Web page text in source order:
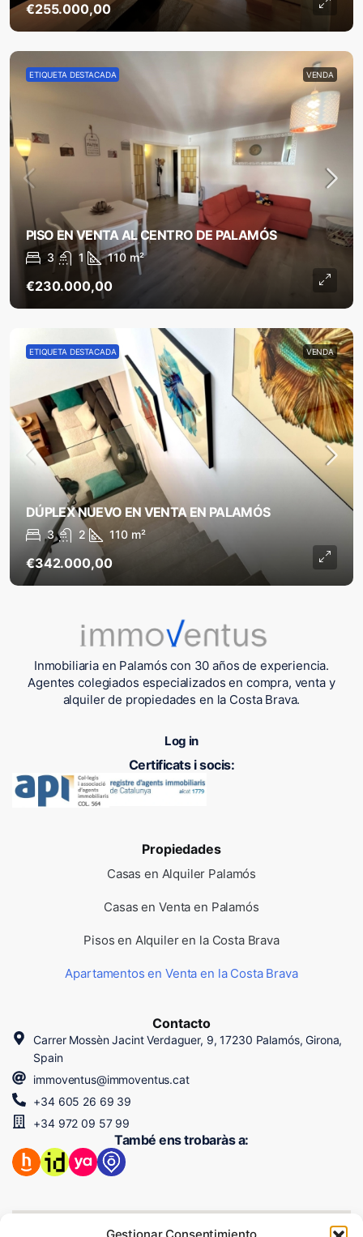
€255.000,00
ETIQUETA DESTACADA VENDA
PISO EN VENTA AL CENTRO DE PALAMÓS
3 1 110 m²
€230.000,00
ETIQUETA DESTACADA VENDA
DÚPLEX NUEVO EN VENTA EN PALAMÓS
3 2 110 m²
€342.000,00
Inmobiliaria en Palamós con 30 años de experiencia.
Agentes colegiados especializados en compra, venta y
alquiler de propiedades en la Costa Brava.
Log in
Certificats i socis:
Propiedades
Casas en Alquiler Palamós
Casas en Venta en Palamós
Pisos en Alquiler en la Costa Brava
Apartamentos en Venta en la Costa Brava
Contacto
Carrer Mossèn Jacint Verdaguer, 9, 17230 Palamós, Girona,
Spain
immoventus@immoventus.cat
+34 605 26 69 39
+34 972 09 57 99
També ens trobaràs a: